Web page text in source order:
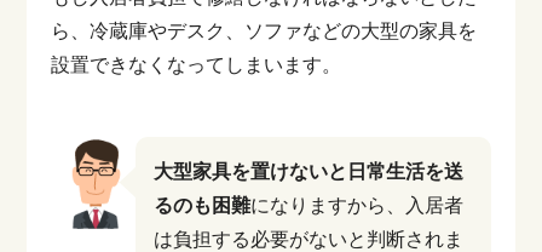
ら、冷蔵庫やデスク、ソファなどの大型の家具を
設置できなくなってしまいます。
大型家具を置けないと日常生活を送
るのも困難になりますから、入居者
は負担する必要がないと判断されま